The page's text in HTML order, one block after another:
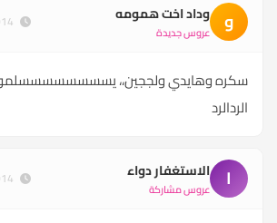
و وداد اخت همومه
عروس جديدة
سكره وهايدي ولججين،،
الردالرد
ا الاستغفار دواء
عروس مشاركة